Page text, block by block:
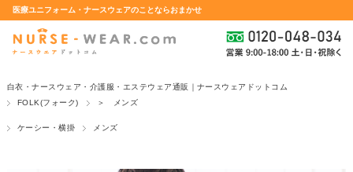
医療ユニフォーム・ナースウェアのことならおまかせ
白衣・ナースウェア・介護服・エステウェア通販｜ナースウェアドットコム
FOLK(フォーク)
＞ メンズ
ケーシー・横掛 メンズ